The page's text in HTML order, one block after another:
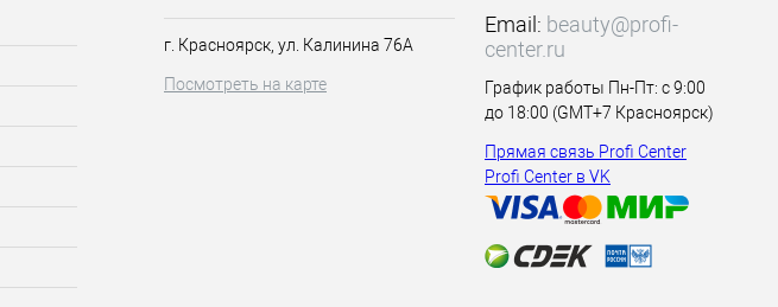
г. Красноярск, ул. Калинина 76А
Посмотреть на карте
Email: beauty@profi-
center.ru
График работы Пн-Пт: с 9:00
до 18:00 (GMT+7 Красноярск)
Прямая связь Profi Center
Profi Center в VK